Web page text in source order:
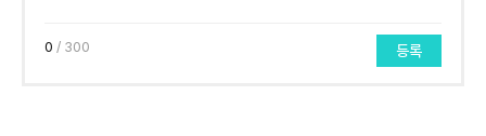
0 / 300 등록